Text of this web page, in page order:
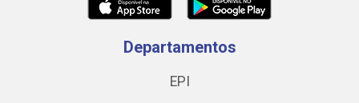
Departamentos
EPI